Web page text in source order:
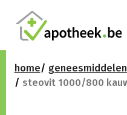
home geneesmiddelen
steovit 1000/800